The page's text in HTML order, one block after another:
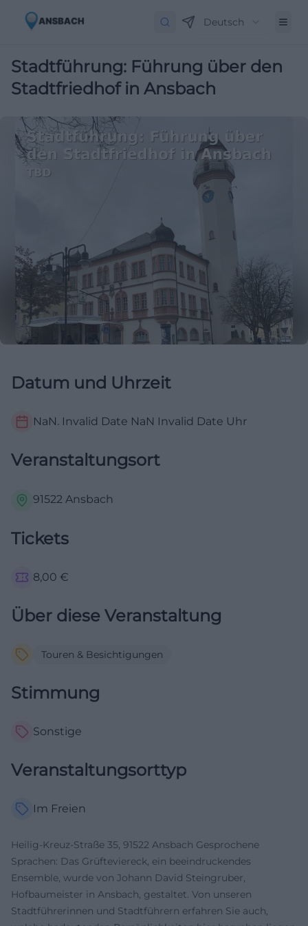
Deutsch
Stadtführung: Führung über den
Stadtfriedhof in Ansbach
Datum und Uhrzeit
NaN. Invalid Date NaN Invalid Date Uhr
Veranstaltungsort
91522 Ansbach
Tickets
8,00 €
Über diese Veranstaltung
Touren & Besichtigungen
Stimmung
Sonstige
Veranstaltungsorttyp
Im Freien
Heilig-Kreuz-Straße 35, 91522 Ansbach Gesprochene
Sprachen: Das Grüfteviereck, ein beeindruckendes
Ensemble, wurde von Johann David Steingruber,
Hofbaumeister in Ansbach, gestaltet. Von unseren
Stadtführerinnen und Stadtführern erfahren Sie auch,